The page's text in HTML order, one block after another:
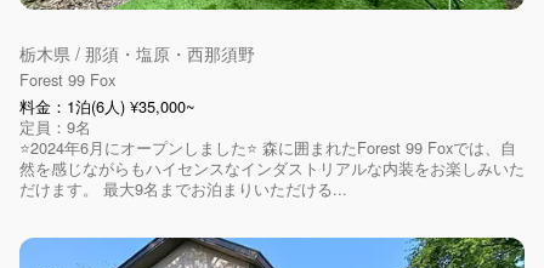
栃木県 / 那須・塩原・西那須野
Forest 99 Fox
料金：1泊(6人) ¥35,000~
定員：9名
⭐️2024年6月にオープンしました⭐️ 森に囲まれたForest 99 Foxでは、自
然を感じながらもハイセンスなインダストリアルな内装をお楽しみいた
だけます。 最大9名までお泊まりいただける...